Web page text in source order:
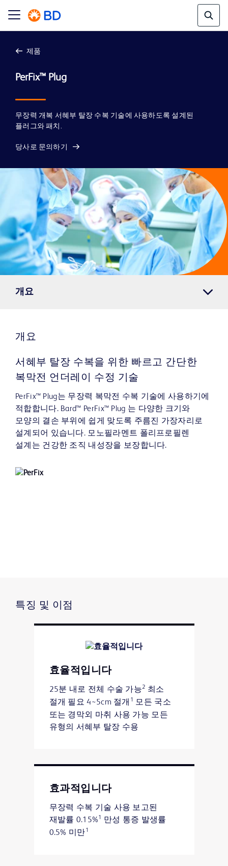
제품
무장력 개복 서혜부 탈장 수복 기술에 사용하도록 설계된
플러그와 패치.
당사로 문의하기
개요
개요
서혜부 탈장 수복을 위한 빠르고 간단한
복막전 언더레이 수정 기술
PerFix™ Plug는 무장력 복막전 수복 기술에 사용하기에
적합합니다. Bard™ PerFix™ Plug 는 다양한 크기와
모양의 결손 부위에 쉽게 맞도록 주름진 가장자리로
설계되어 있습니다. 모노필라멘트 폴리프로필렌
설계는 건강한 조직 내성장을 보장합니다.
특징 및 이점
효율적입니다
25분 내로 전체 수술 가능2 최소
절개 필요 4~5cm 절개 1 모든 국소
또는 경막외 마취 사용 가능 모든
유형의 서혜부 탈장 수용
효과적입니다
무장력 수복 기술 사용 보고된
재발률 0.15%1
만성 통증 발생률
0.5% 미만1